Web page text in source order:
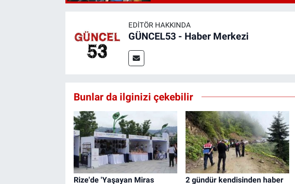
EDITÖR HAKKINDA
GÜNCEL53 - Haber Merkezi
Bunlar da ilginizi çekebilir
Rize'de 'Yaşayan Miras 2 gündür kendisinden haber